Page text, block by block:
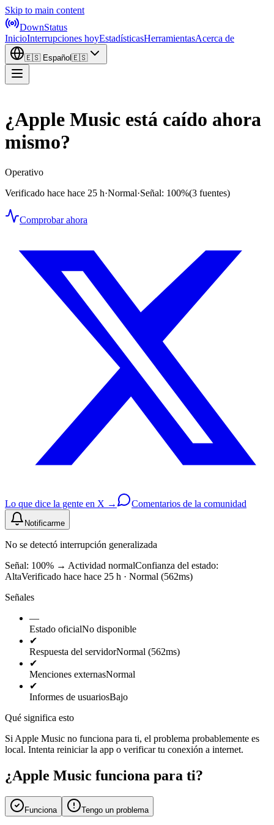
Skip to main content
DownStatus
InicioInterrupciones hoyEstadísticasHerramientasAcerca de
🇪🇸 Español 🇪🇸
¿Apple Music está caído ahora
mismo?
Operativo
Verificado hace hace 25 h·Normal·Señal: 100%(3 fuentes)
Comprobar ahora
Lo que dice la gente en X → Comentarios de la comunidad
Notificarme
No se detectó interrupción generalizada
Señal: 100% → Actividad normalConfianza del estado:
AltaVerificado hace hace 25 h · Normal (562ms)
Señales
—
Estado oficialNo disponible
✔
Respuesta del servidorNormal (562ms)
✔
Menciones externasNormal
✔
Informes de usuariosBajo
Qué significa esto
Si Apple Music no funciona para ti, el problema probablemente es
local. Intenta reiniciar la app o verificar tu conexión a internet.
¿Apple Music funciona para ti?
Funciona Tengo un problema